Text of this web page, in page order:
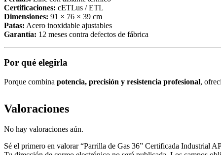
Certificaciones: cETLus / ETL
Dimensiones: 91 × 76 × 39 cm
Patas: Acero inoxidable ajustables
Garantía: 12 meses contra defectos de fábrica
Por qué elegirla
Porque combina potencia, precisión y resistencia profesional,
Valoraciones
No hay valoraciones aún.
Sé el primero en valorar “Parrilla de Gas 36” Certificada Industrial